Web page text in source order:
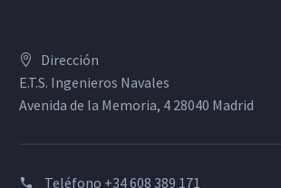
Dirección
E.T.S. Ingenieros Navales
Avenida de la Memoria, 4 28040 Madrid
Teléfono +34 608 389 171